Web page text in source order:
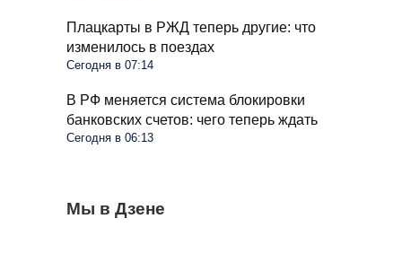
Плацкарты в РЖД теперь другие: что
изменилось в поездах
Сегодня в 07:14
В РФ меняется система блокировки
банковских счетов: чего теперь ждать
Сегодня в 06:13
Мы в Дзене
Весь крыжовник покрылся белым
налетом: что это и как это убрать
Пенсионеров в больших квартирах ждут
Самые безопасные и мясные сосиски в